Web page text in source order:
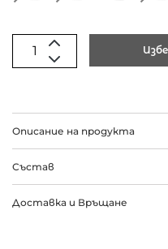
Описание на продукта
Състав
Доставка и Връщане